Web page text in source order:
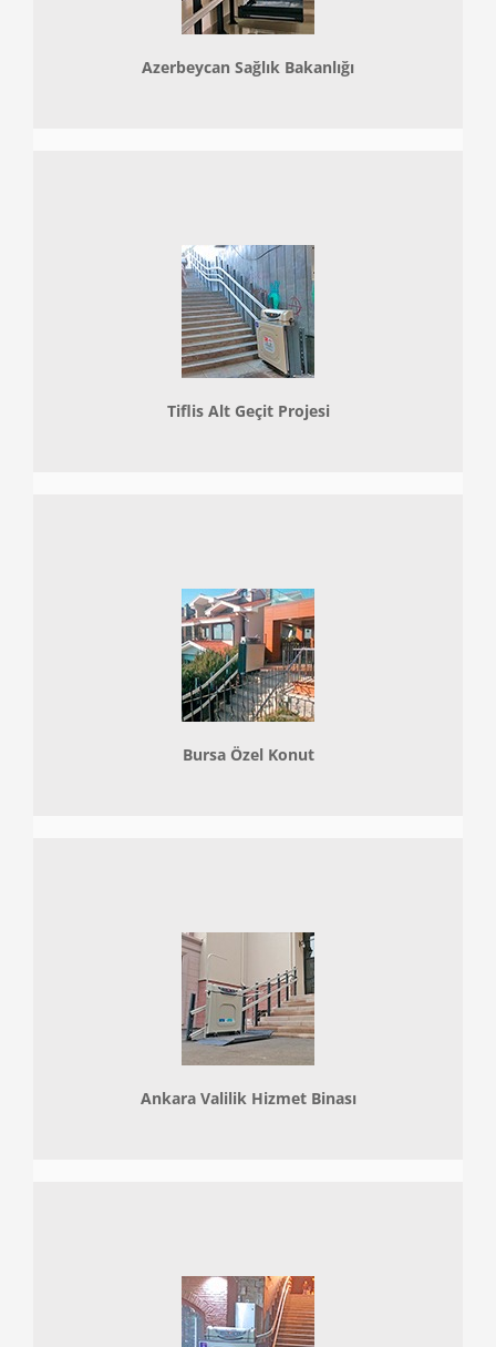
Azerbeycan Sağlık Bakanlığı
Tiflis Alt Geçit Projesi
Bursa Özel Konut
Ankara Valilik Hizmet Binası